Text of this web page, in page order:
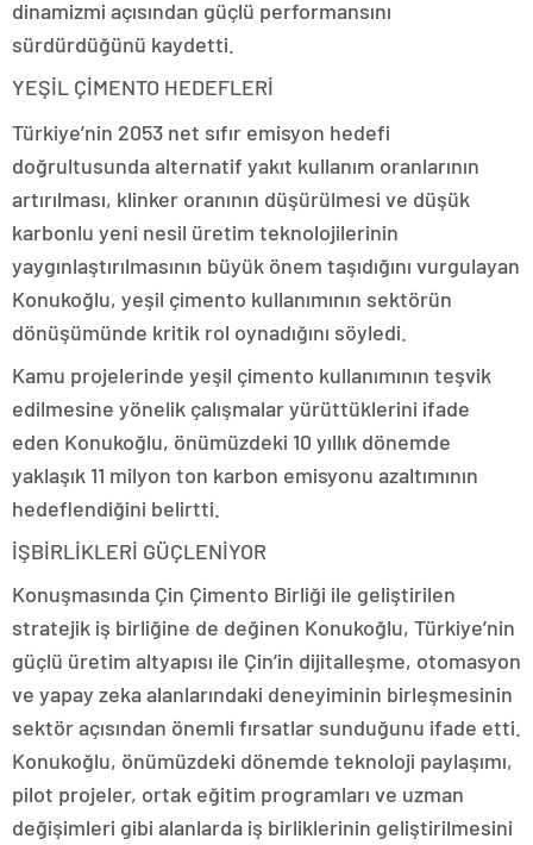
dinamizmi açısından güçlü performansını
sürdürdüğünü kaydetti.
YEŞİL ÇİMENTO HEDEFLERİ
Türkiye’nin 2053 net sıfır emisyon hedefi
doğrultusunda alternatif yakıt kullanım oranlarının
artırılması, klinker oranının düşürülmesi ve düşük
karbonlu yeni nesil üretim teknolojilerinin
yaygınlaştırılmasının büyük önem taşıdığını vurgulayan
Konukoğlu, yeşil çimento kullanımının sektörün
dönüşümünde kritik rol oynadığını söyledi.
Kamu projelerinde yeşil çimento kullanımının teşvik
edilmesine yönelik çalışmalar yürüttüklerini ifade
eden Konukoğlu, önümüzdeki 10 yıllık dönemde
yaklaşık 11 milyon ton karbon emisyonu azaltımının
hedeflendiğini belirtti.
İŞBİRLİKLERİ GÜÇLENİYOR
Konuşmasında Çin Çimento Birliği ile geliştirilen
stratejik iş birliğine de değinen Konukoğlu, Türkiye’nin
güçlü üretim altyapısı ile Çin’in dijitalleşme, otomasyon
ve yapay zeka alanlarındaki deneyiminin birleşmesinin
sektör açısından önemli fırsatlar sunduğunu ifade etti.
Konukoğlu, önümüzdeki dönemde teknoloji paylaşımı,
pilot projeler, ortak eğitim programları ve uzman
değişimleri gibi alanlarda iş birliklerinin geliştirilmesini